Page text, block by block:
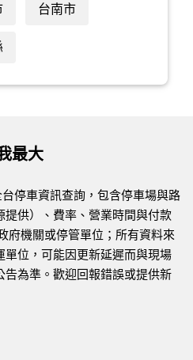
台南市
最大
停車資訊查詢，包含停車場與路
供）、費率、營業時間與付款
府機關或停管單位；所有資料來
位，可能因更新延遲而與現場
為準。歡迎回報錯誤或提供新